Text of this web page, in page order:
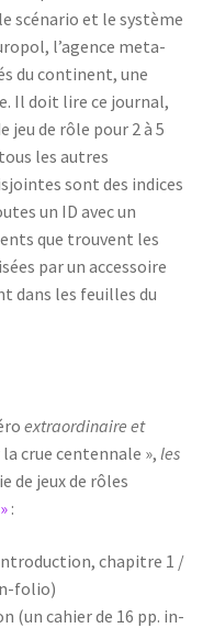
scénario et le système
l’agence meta-
du continent, une
Il doit lire ce journal,
jeu de rôle pour 2 à 5
les autres
sont des indices
un ID avec un
que trouvent les
par un accessoire
dans les feuilles du
extraordinaire et
la crue centennale », les
de jeux de rôles
:
chapitre 1 /
folio)
(un cahier de 16 pp. in-